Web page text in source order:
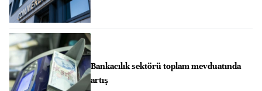
Bankacılık sektörü toplam mevduatında
artış